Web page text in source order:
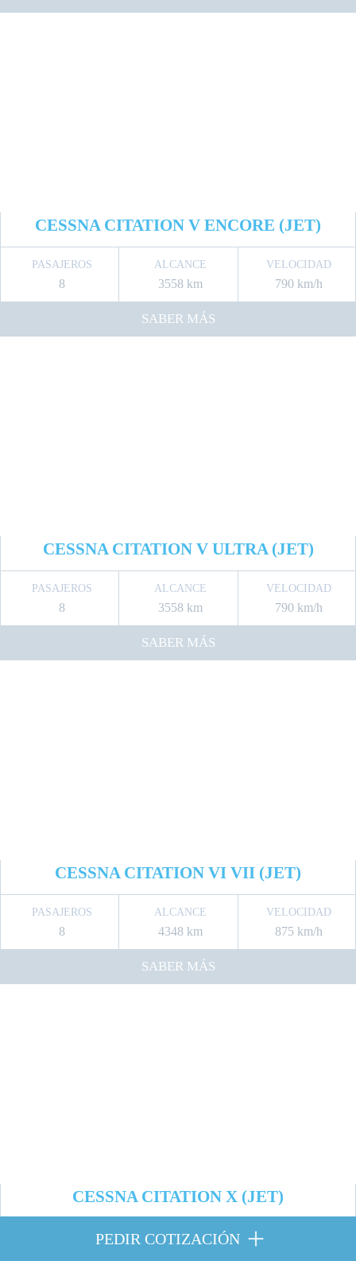
PEDIR COTIZACIÓN
PEDIR COTIZACIÓN
CESSNA CITATION V ENCORE (JET)
PASAJEROS
8
ALCANCE
3558 km
VELOCIDAD
790 km/h
SABER MÁS
CESSNA CITATION V ULTRA (JET)
PASAJEROS
8
ALCANCE
3558 km
VELOCIDAD
790 km/h
SABER MÁS
CESSNA CITATION VI VII (JET)
PASAJEROS
8
ALCANCE
4348 km
VELOCIDAD
875 km/h
SABER MÁS
CESSNA CITATION X (JET)
ALCANCE